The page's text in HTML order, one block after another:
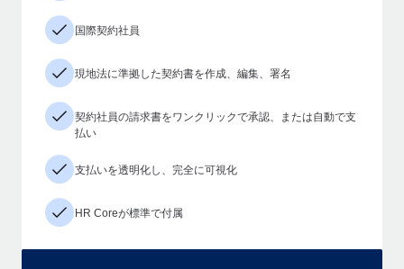
国際契約社員
現地法に準拠した契約書を作成、編集、署名
契約社員の請求書をワンクリックで承認、または自動で支
払い
支払いを透明化し、完全に可視化
HR Coreが標準で付属